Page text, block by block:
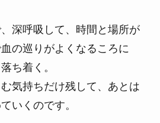
深呼吸して、時間と場所が
の巡りがよくなるころに
ち着く。
気持ちだけ残して、あとは
いくのです。